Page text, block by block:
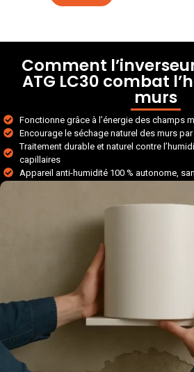
Comment
ATG LC30 combat
murs
Fonctionne grâce à l’énergie des champs
Encourage le séchage naturel des murs
Traitement durable et naturel contre
capillaires
Appareil anti-humidité 100 % autonome,